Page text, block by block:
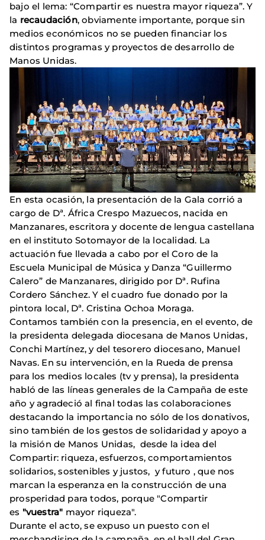
bajo el lema: “Compartir es nuestra mayor riqueza”. Y
la recaudación, obviamente importante, porque sin
medios económicos no se pueden financiar los
distintos programas y proyectos de desarrollo de
Manos Unidas.
En esta ocasión, la presentación de la Gala corrió a
cargo de Dª. África Crespo Mazuecos, nacida en
Manzanares, escritora y docente de lengua castellana
en el instituto Sotomayor de la localidad. La
actuación fue llevada a cabo por el Coro de la
Escuela Municipal de Música y Danza “Guillermo
Calero” de Manzanares, dirigido por Dª. Rufina
Cordero Sánchez. Y el cuadro fue donado por la
pintora local, Dª. Cristina Ochoa Moraga.
Contamos también con la presencia, en el evento, de
la presidenta delegada diocesana de Manos Unidas,
Conchi Martínez, y del tesorero diocesano, Manuel
Navas. En su intervención, en la Rueda de prensa
para los medios locales (tv y prensa), la presidenta
habló de las líneas generales de la Campaña de este
año y agradeció al final todas las colaboraciones
destacando la importancia no sólo de los donativos,
sino también de los gestos de solidaridad y apoyo a
la misión de Manos Unidas, desde la idea del
Compartir: riqueza, esfuerzos, comportamientos
solidarios, sostenibles y justos, y futuro , que nos
marcan la esperanza en la construcción de una
prosperidad para todos, porque "Compartir
es "vuestra" mayor riqueza".
Durante el acto, se expuso un puesto con el